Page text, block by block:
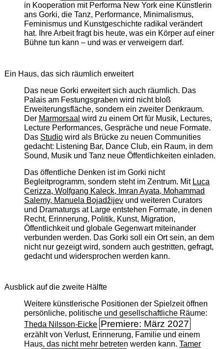
in Kooperation mit Performa New York eine Künstlerin
ans Gorki, die Tanz, Performance, Minimalismus,
Feminismus und Kunstgeschichte radikal verändert
hat. Ihre Arbeit fragt bis heute, was ein Körper auf einer
Bühne tun kann – und was er verweigern darf.
Ein Haus, das sich räumlich erweitert
Das neue Gorki erweitert sich auch räumlich. Das
Palais am Festungsgraben wird nicht bloß
Erweiterungsfläche, sondern ein zweiter Denkraum.
Der Marmorsaal wird zu einem Ort für Musik, Lectures,
Lecture Performances, Gespräche und neue Formate.
Das Studiowird als Brücke zu neuen Communities
gedacht: Listening Bar, Dance Club, ein Raum, in dem
Sound, Musik und Tanz neue Öffentlichkeiten einladen.
Das öffentliche Denken ist im Gorki nicht
Begleitprogramm, sondern steht im Zentrum. Mit Luca
Cerizza, Wolfgang Kaleck, Imran Ayata, Mohammad
Salemy, Manuela Bojadžijevund weiteren Curators
und Dramaturgs at Large entstehen Formate, in denen
Recht, Erinnerung, Politik, Kunst, Migration,
Öffentlichkeit und globale Gegenwart miteinander
verbunden werden. Das Gorki soll ein Ort sein, an dem
nicht nur gezeigt wird, sondern auch gestritten, gefragt,
gedacht und widersprochen werden kann.
Ausblick auf die zweite Hälfte
Weitere künstlerische Positionen der Spielzeit öffnen
persönliche, politische und gesellschaftliche Räume:
Theda Nilsson-Eicke Premiere: März 2027
erzählt von Verlust, Erinnerung, Familie und einem
Haus, das nicht mehr betreten werden kann. Tamer